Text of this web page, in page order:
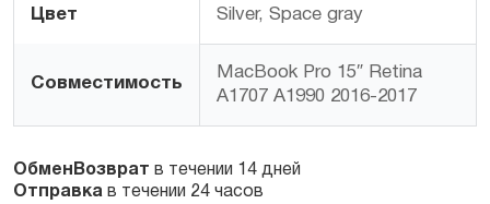
Цвет Silver, Space gray
Совместимость
MacBook Pro 15″ Retina
A1707 A1990 2016-2017
ОбменВозврат в течении 14 дней
Отправка в течении 24 часов